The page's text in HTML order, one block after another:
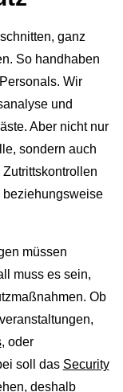
ganz
So handhaben
Wir
und
Aber nicht nur
sondern auch
beziehungsweise
müssen
muss es sein,
Ob
, oder
soll das Security
deshalb